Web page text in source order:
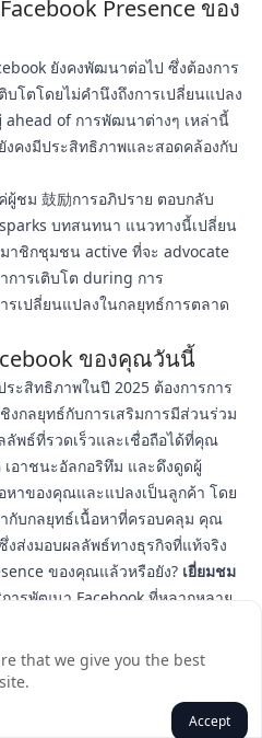
Presence ของ
ยังคงพัฒนาต่อไป ซึ่งต้องการ
โตโดยไม่คำนึงถึงการเปลี่ยนแปลง
of การพัฒนาต่างๆ เหล่านี้
งคงมีประสิทธิภาพและสอดคล้องกับ
ชม 鼓励การอภิปราย ตอบกลับ
บทสนทนา แนวทางนี้เปลี่ยน
าชิกชุมชน active ที่จะ advocate
ารเติบโต during การ
รเปลี่ยนแปลงในกลยุทธ์การตลาด
ของคุณวันนี้
ะสิทธิภาพในปี 2025 ต้องการการ
งกลยุทธ์กับการเสริมการมีส่วนร่วม
ลัพธ์ที่รวดเร็วและเชื่อถือได้ที่คุณ
เอาชนะอัลกอริทึม และดึงดูดผู้
หาของคุณและแปลงเป็นลูกค้า โดย
กับกลยุทธ์เนื้อหาที่ครอบคลุม คุณ
งส่งมอบผลลัพธ์ทางธุรกิจที่แท้จริง
ของคุณแล้วหรือยัง? เยี่ยมชม
การพัฒนา Facebook ที่หลากหลาย
ทีที่ผลักดันเพจของคุณไปสู่เป้า
ร์มที่ใช้งานง่ายและทีมสนับสนุนที่
ทำให้การเร่งความสำเร็จโซเชีย
that we give you the best
Accept